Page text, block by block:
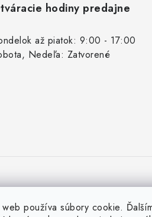
web používa súbory cookie.
hodiny predajne
až piatok: 9:00 - 17:00
Nedeľa: Zatvorené